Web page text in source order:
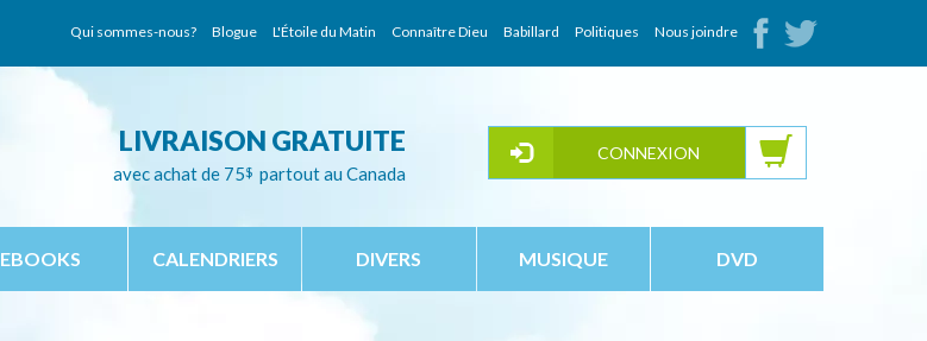
Qui sommes-nous? Blogue L'Étoile du Matin Connaître Dieu Babillard Politiques Nous joindre
LIVRAISON GRATUITE
avec achat de 75$
partout au Canada
CONNEXION
EBOOKS CALENDRIERS DIVERS MUSIQUE DVD